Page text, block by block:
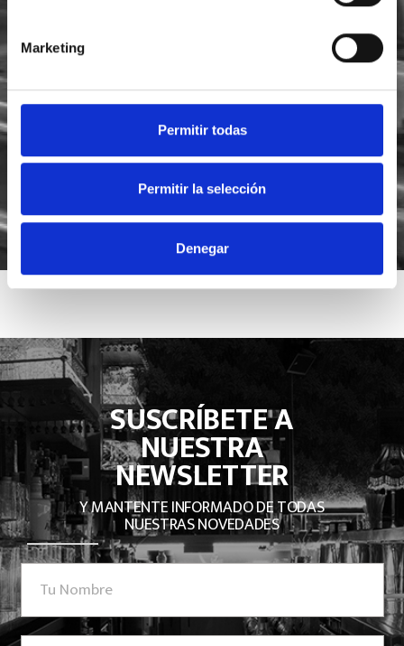
Marketing
Permitir todas
Permitir la selección
Denegar
He leído y acepto la
Acepto recibir novedades deFoodsat
SUSCRÍBETE A
NUESTRA
NEWSLETTER
Y MANTENTE INFORMADO DE TODAS
NUESTRAS NOVEDADES